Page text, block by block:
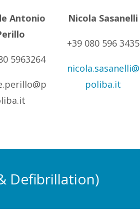
Antonio
5963264
Nicola Sasanelli
+39 080 596 3435
nicola.sasanelli@
poliba.it
Defibrillation)